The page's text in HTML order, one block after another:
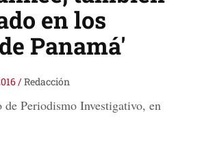
en los
Panamá'
/Redacción
Periodismo Investigativo, en